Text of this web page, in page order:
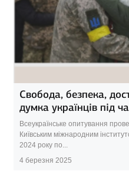
Свобода, безпека,
думка українців під
Всеукраїнське опитування
Київським міжнародним
2024 року по...
4 березня 2025